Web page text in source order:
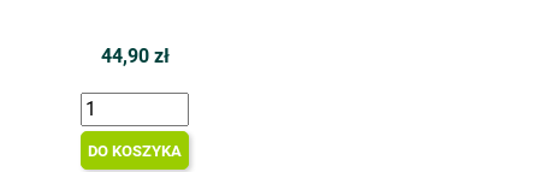
44,90 zł
DO KOSZYKA